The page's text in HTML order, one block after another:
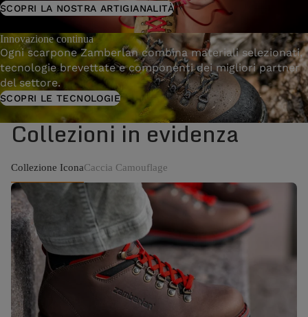
SCOPRI LA NOSTRA ARTIGIANALITÀ
Innovazione continua
Ogni scarpone Zamberlan combina materiali selezionati,
tecnologie brevettate e componenti dei migliori partner
del settore.
SCOPRI LE TECNOLOGIE
Collezioni in evidenza
Collezione IconaCaccia Camouflage